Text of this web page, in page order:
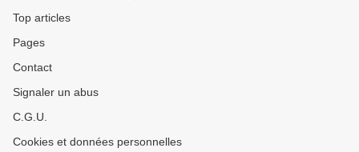
Top articles
Pages
Contact
Signaler un abus
C.G.U.
Cookies et données personnelles